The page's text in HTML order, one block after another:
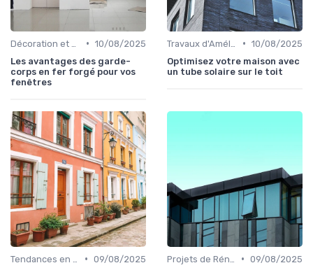
• 10/08/2025
Les avantages des garde-
corps en fer forgé pour vos
fenêtres
• 10/08/2025
Optimisez votre maison avec
un tube solaire sur le toit
• 09/08/2025
• 09/08/2025